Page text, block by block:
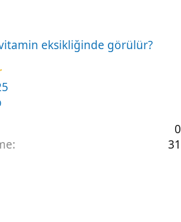
eksikliğinde görülür?
0
31